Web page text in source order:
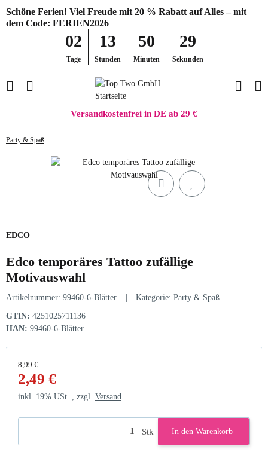
Schöne Ferien! Viel Freude mit 20 % Rabatt auf Alles – mit
dem Code: FERIEN2026
02
Tage
13
Stunden
50
Minuten
29
Sekunden
Versandkostenfrei in DE ab 29 €
Party & Spaß
EDCO
Edco temporäres Tattoo zufällige
Motivauswahl
Artikelnummer: 99460-6-Blätter Kategorie: Party & Spaß
GTIN: 4251025711136
HAN: 99460-6-Blätter
8,99 €
2,49 €
inkl. 19% USt. , zzgl. Versand
Stk In den Warenkorb